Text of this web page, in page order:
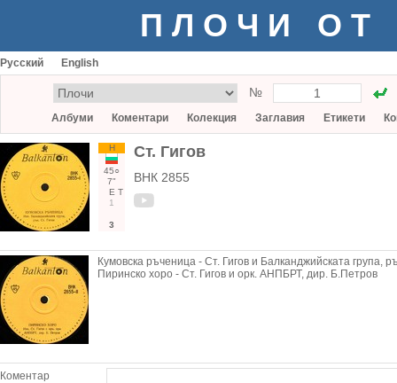
ПЛОЧИ ОТ
Русский English
№
Албуми Коментари Колекция Заглавия Етикети
Н
45○
7"
Е Т
1
3
Ст. Гигов
ВНК 2855
Кумовска ръченица - Ст. Гигов и Балканджийската група,
Пиринско хоро - Ст. Гигов и орк. АНПБРТ, дир. Б.Петров
Коментар